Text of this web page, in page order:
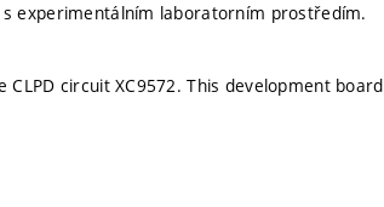
experimentálním laboratorním prostředím.
circuit XC9572. This development board